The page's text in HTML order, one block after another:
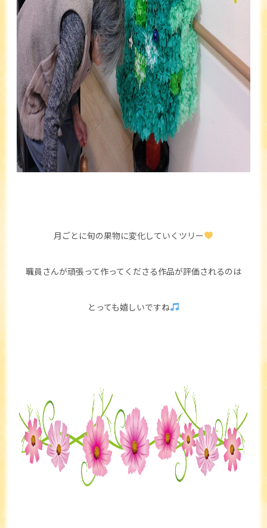
月ごとに旬の果物に変化していくツリー
職員さんが頑張って作ってくださる作品が評価されるのは
とっても嬉しいですね